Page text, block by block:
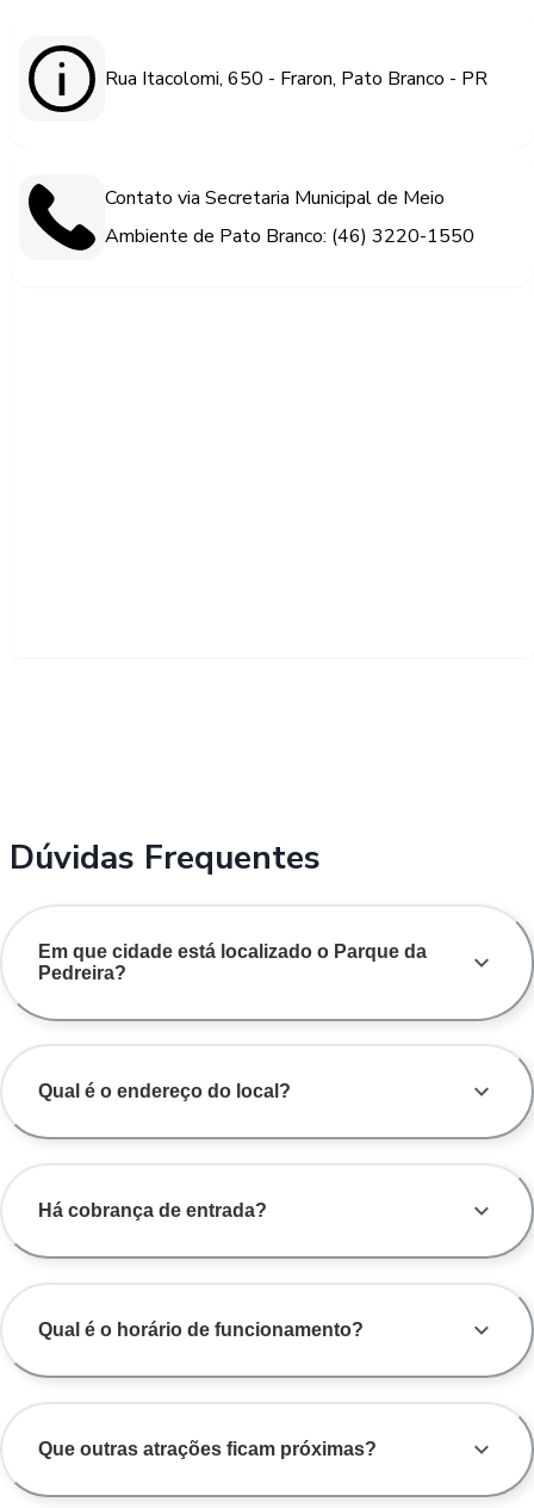
Rua Itacolomi, 650 - Fraron, Pato Branco - PR
Contato via Secretaria Municipal de Meio
Ambiente de Pato Branco: (46) 3220-1550
Dúvidas Frequentes
Em que cidade está localizado o Parque da
Pedreira?
Qual é o endereço do local?
Há cobrança de entrada?
Qual é o horário de funcionamento?
Que outras atrações ficam próximas?